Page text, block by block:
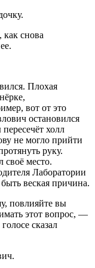
как снова
Плохая
вот от это
остановился
холл
не могло прийти
руку.
своё место.
Лаборатории
веская причина.
повлияйте вы
этот вопрос, —
сказал